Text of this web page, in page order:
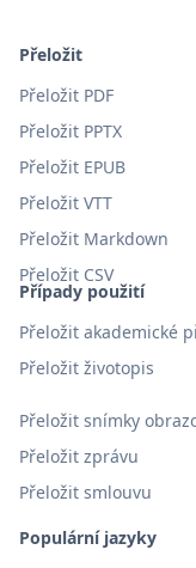
Případy použití
Přeložit akademické
Přeložit životopis
Přeložit snímky
Přeložit zprávu
Přeložit smlouvu
Populární jazyky
Přeložit
Přeložit PDF
Přeložit PPTX
Přeložit EPUB
Přeložit VTT
Přeložit Markdown
Přeložit CSV